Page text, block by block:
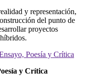
y representación,
del punto de
proyectos
Poesía y Crítica
y Crítica